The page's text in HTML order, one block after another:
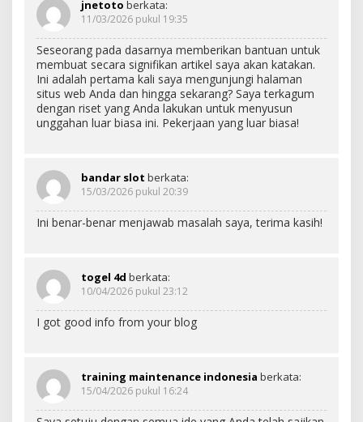
jnetoto berkata:
11/03/2026 pukul 19:35
Seseorang pada dasarnya memberikan bantuan untuk
membuat secara signifikan artikel saya akan katakan.
Ini adalah pertama kali saya mengunjungi halaman
situs web Anda dan hingga sekarang? Saya terkagum
dengan riset yang Anda lakukan untuk menyusun
unggahan luar biasa ini. Pekerjaan yang luar biasa!
bandar slot berkata:
15/03/2026 pukul 20:39
Ini benar-benar menjawab masalah saya, terima kasih!
togel 4d berkata:
10/04/2026 pukul 23:12
I got good info from your blog
training maintenance indonesia berkata:
15/04/2026 pukul 16:24